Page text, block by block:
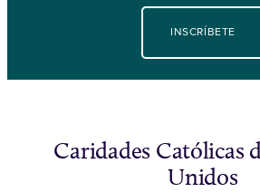
INSCRÍBETE
Caridades Católicas
Unidos